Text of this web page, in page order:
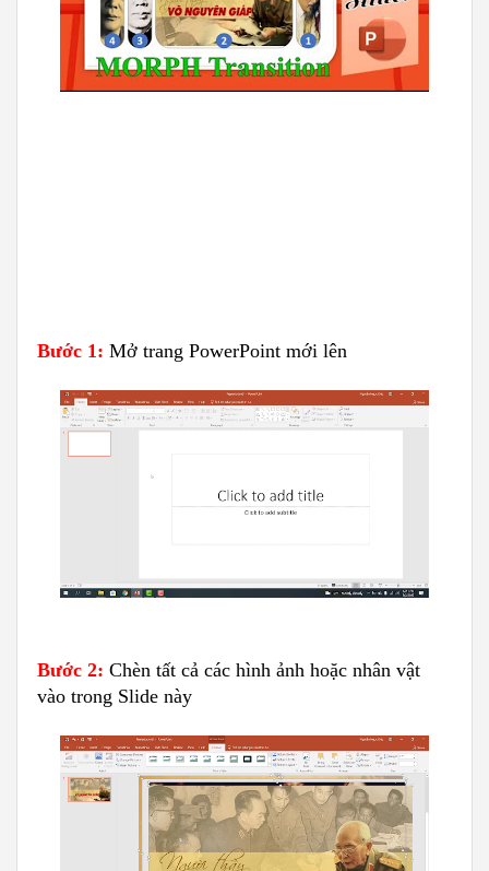
Bước 1: Mở trang PowerPoint mới lên
Bước 2: Chèn tất cả các hình ảnh hoặc nhân vật
vào trong Slide này